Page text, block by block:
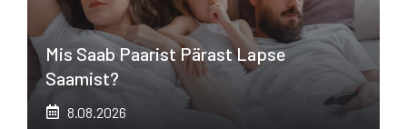
Mis Saab Paarist Pärast Lapse
Saamist?
8.08.2026